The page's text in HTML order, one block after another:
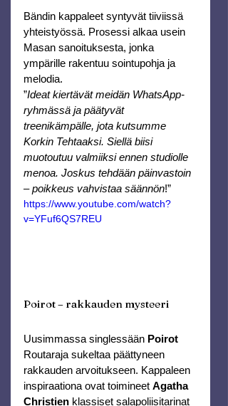
Bändin kappaleet syntyvät tiiviissä
yhteistyössä. Prosessi alkaa usein
Masan sanoituksesta, jonka
ympärille rakentuu sointupohja ja
melodia.
”Ideat kiertävät meidän WhatsApp-
ryhmässä ja päätyvät
treenikämpälle, jota kutsumme
Korkin Tehtaaksi. Siellä biisi
muotoutuu valmiiksi ennen studiolle
menoa. Joskus tehdään päinvastoin
– poikkeus vahvistaa säännön!”
https://www.youtube.com/watch?
v=YFuf6QS7REU
Poirot – rakkauden mysteeri
Uusimmassa singlessään Poirot
Routaraja sukeltaa päättyneen
rakkauden arvoitukseen. Kappaleen
inspiraationa ovat toimineet Agatha
Christien klassiset salapoliisitarinat